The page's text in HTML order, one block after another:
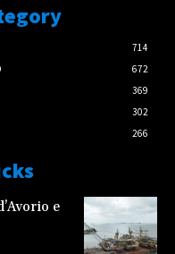
714
672
369
302
266
e